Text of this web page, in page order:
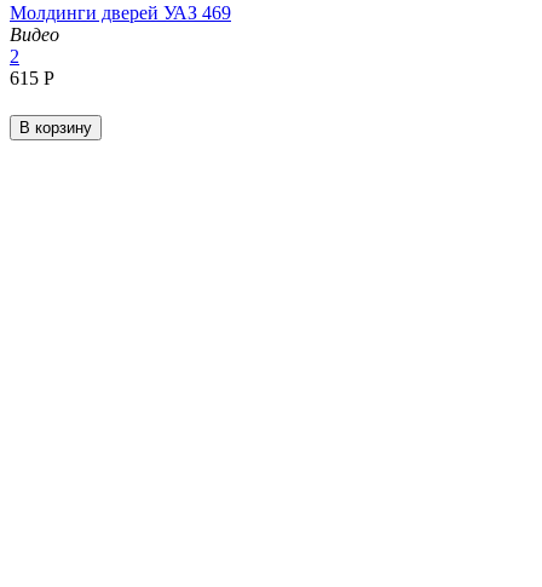
Молдинги дверей УАЗ 469
Видео
2
‍615‍ Р
В корзину